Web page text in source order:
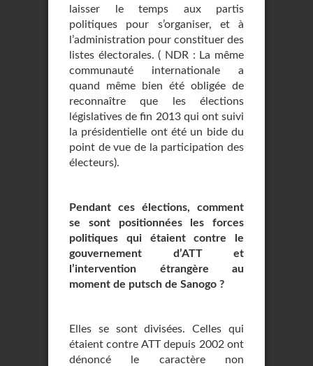
laisser le temps aux partis
politiques pour s’organiser, et à
l’administration pour constituer des
listes électorales. ( NDR : La même
communauté internationale a
quand même bien été obligée de
reconnaître que les élections
législatives de fin 2013 qui ont suivi
la présidentielle ont été un bide du
point de vue de la participation des
électeurs).
Pendant ces élections, comment
se sont positionnées les forces
politiques qui étaient contre le
gouvernement d’ATT et
l’intervention étrangère au
moment de putsch de Sanogo ?
Elles se sont divisées. Celles qui
étaient contre ATT depuis 2002 ont
dénoncé le caractère non